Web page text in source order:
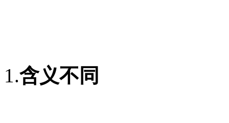
1.含义不同